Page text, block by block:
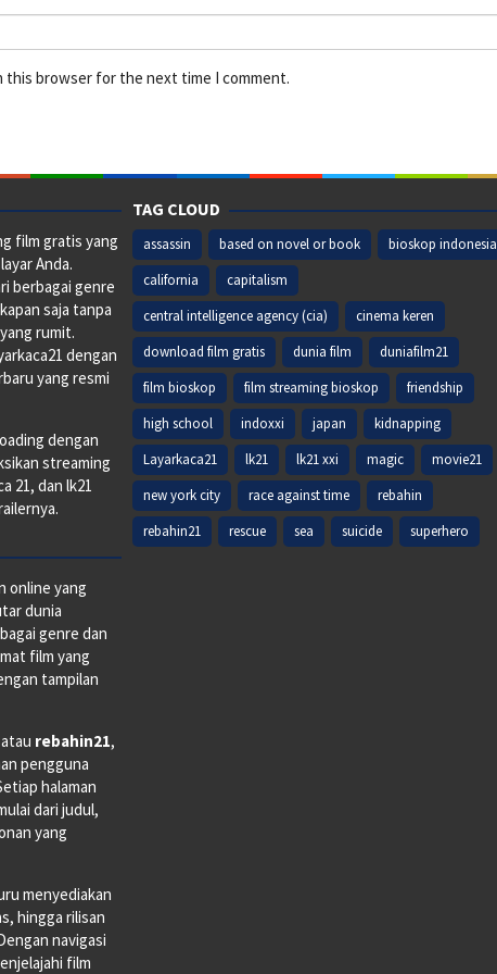
this browser for the next time I comment.
film gratis yang
Anda.
berbagai genre
saja tanpa
rumit.
dengan
yang resmi
dengan
streaming
21, dan lk21
online yang
dunia
genre dan
film yang
tampilan
rebahin21,
pengguna
halaman
dari judul,
yang
menyediakan
hingga rilisan
navigasi
film
TAG CLOUD
assassin based on novel or book
bioskop indonesia
california
capitalism
central intelligence agency (cia)
cinema keren
download film gratis
dunia film
duniafilm21
film bioskop
film streaming bioskop
friendship
high school
indoxxi japan
kidnapping
Layarkaca21
lk21 lk21 xxi magic
movie21
new york city
race against time
rebahin
rebahin21
rescue sea suicide superhero